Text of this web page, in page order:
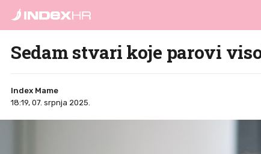
Sedam stvari koje parovi
Index Mame
18:19, 07. srpnja 2025.